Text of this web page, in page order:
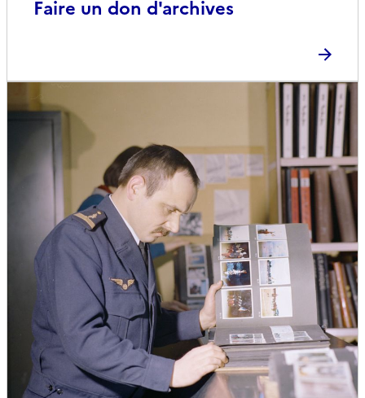
Faire un don d'archives